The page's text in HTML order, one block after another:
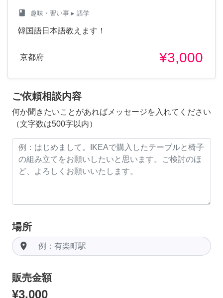
class 趣味・習い事 ▸ 語学
韓国語日本語教えます！
京都府 ¥3,000
ご依頼相談内容
何か聞きたいことがあればメッセージを入れてください
（文字数は500字以内）
場所
room
販売金額
¥3,000